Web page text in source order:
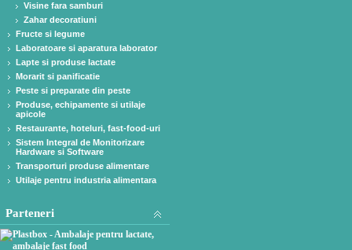
Visine fara samburi
Zahar decoratiuni
Fructe si legume
Laboratoare si aparatura laborator
Lapte si produse lactate
Morarit si panificatie
Peste si preparate din peste
Produse, echipamente si utilaje
apicole
Restaurante, hoteluri, fast-food-uri
Sistem Integral de Monitorizare
Hardware si Software
Transporturi produse alimentare
Utilaje pentru industria alimentara
Parteneri